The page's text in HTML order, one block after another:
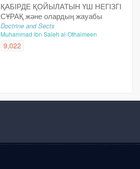
ҚАБІРДЕ ҚОЙЫЛАТЫН ҮШ НЕГІЗГІ
СҰРАҚ және олардың жауабы
Doctrine and Sects
Muhammad ibn Saleh al-Othaimeen
9,022